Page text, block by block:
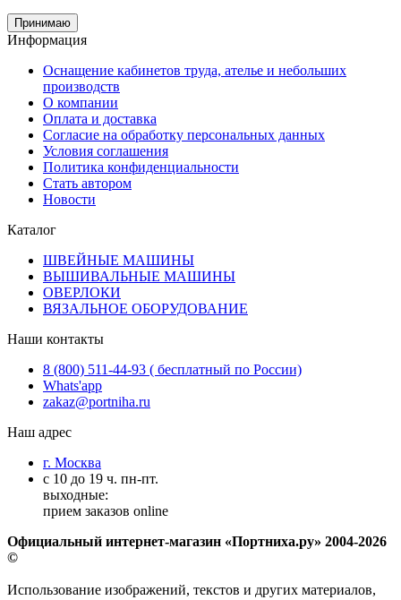
Принимаю
Информация
Оснащение кабинетов труда, ателье и небольших
производств
О компании
Оплата и доставка
Согласие на обработку персональных данных
Условия соглашения
Политика конфиденциальности
Стать автором
Новости
Каталог
ШВЕЙНЫЕ МАШИНЫ
ВЫШИВАЛЬНЫЕ МАШИНЫ
ОВЕРЛОКИ
ВЯЗАЛЬНОЕ ОБОРУДОВАНИЕ
Наши контакты
8 (800) 511-44-93 ( бесплатный по России)
Whats'app
zakaz@portniha.ru
Наш адрес
г. Москва
с 10 до 19 ч. пн-пт.
выходные:
прием заказов online
Официальный интернет-магазин «Портниха.ру» 2004-2026
©
Использование изображений, текстов и других материалов,